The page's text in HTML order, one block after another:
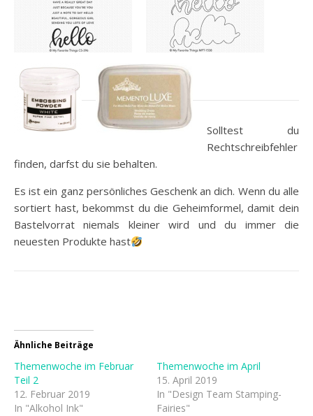
Solltest du
Rechtschreibfehler
finden, darfst du sie behalten.
Es ist ein ganz persönliches Geschenk an dich. Wenn du alle
sortiert hast, bekommst du die Geheimformel, damit dein
Bastelvorrat niemals kleiner wird und du immer die
neuesten Produkte hast
Ähnliche Beiträge
Themenwoche im Februar
Teil 2
12. Februar 2019
In "Alkohol Ink"
Themenwoche im April
15. April 2019
In "Design Team Stamping-
Fairies"